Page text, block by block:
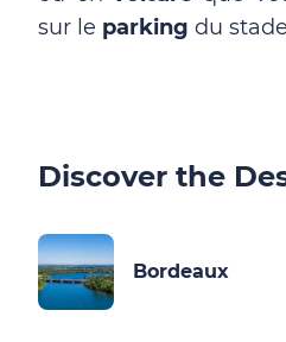
sur le parking du
Discover the
Bordeaux